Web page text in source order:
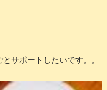
サポートしたいです。。